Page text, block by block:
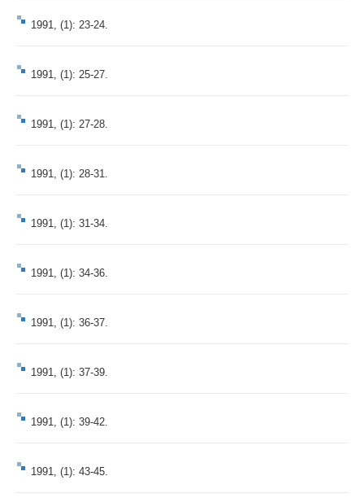
1991, (1): 23-24.
1991, (1): 25-27.
1991, (1): 27-28.
1991, (1): 28-31.
1991, (1): 31-34.
1991, (1): 34-36.
1991, (1): 36-37.
1991, (1): 37-39.
1991, (1): 39-42.
1991, (1): 43-45.